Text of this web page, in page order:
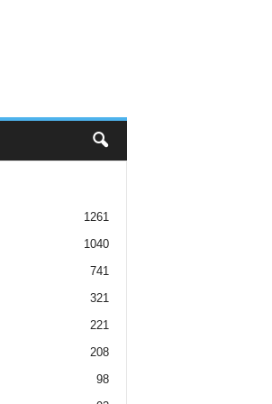
1261
1040
741
321
221
208
98